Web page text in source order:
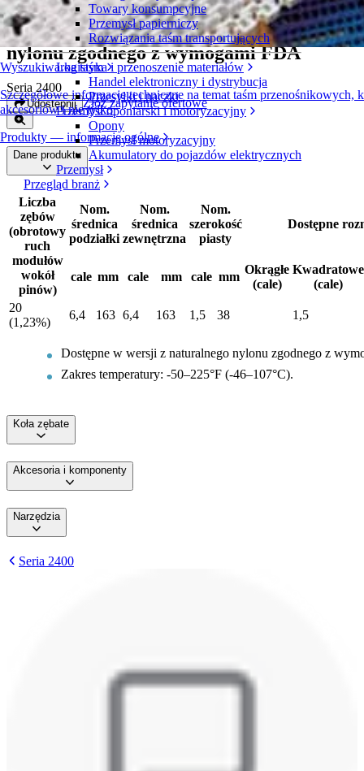
Wyszukiwarka taśm
Szczegółowe informacje techniczne na temat taśm przenośnikowych,
akcesoriów i nie tylko
Produkty — informacje ogólne
Towary konsumpcyjne
Przemysł papierniczy
Rozwiązania taśm transportujących
Logistyka i przenoszenie materiałów
Handel elektroniczny i dystrybucja
Przesyłki i paczki
Przemysł oponiarski i motoryzacyjny
Opony
Przemysł motoryzacyjny
Akumulatory do pojazdów elektrycznych
Przemysł
Przegląd branż
Dzielone koła zębate z naturalnego
nylonu zgodnego z wymogami FDA
Seria 2400
Udostępnij Złóż zapytanie ofertowe
Dane produktu
Liczba
zębów
(obrotowy
ruch
modułów
wokół
pinów)
Nom.
średnica
podziałki
Nom.
średnica
zewnętrzna
Nom.
szerokość
piasty
Dostępne
cale mm cale mm cale mm
Okrągłe
(cale)
Kwadratowe
(cale)
20
(1,23%)
6,4 163 6,4 163 1,5 38 1,5
Dostępne w wersji z naturalnego nylonu zgodnego z
Zakres temperatury: -50–225°F (-46–107°C).
Koła zębate
Akcesoria i komponenty
Narzędzia
Seria 2400